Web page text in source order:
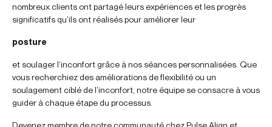
nombreux clients ont partagé leurs expériences et les progrès
significatifs qu’ils ont réalisés pour améliorer leur
posture
et soulager l’inconfort grâce à nos séances personnalisées. Que
vous recherchiez des améliorations de flexibilité ou un
soulagement ciblé de l’inconfort, notre équipe se consacre à vous
guider à chaque étape du processus.